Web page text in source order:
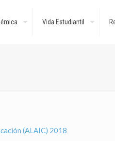
Vida Estudiantil
(ALAIC) 2018